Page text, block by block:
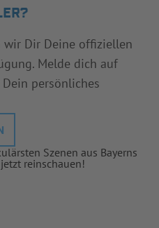
wir Dir Deine offiziellen
Melde dich auf
persönliches
Szenen aus Bayerns
reinschauen!